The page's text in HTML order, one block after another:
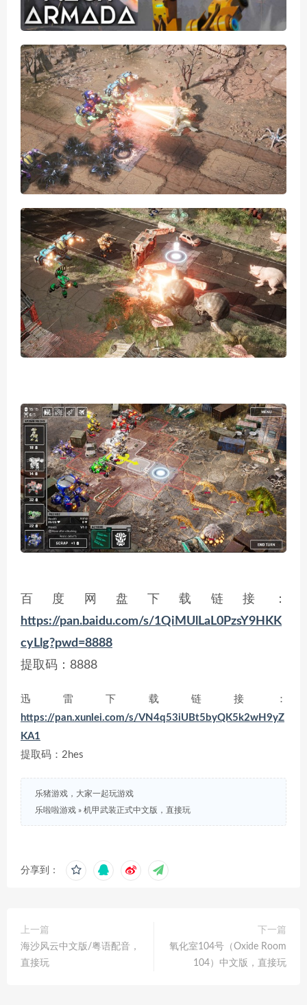
百度网盘下载链接：
https://pan.baidu.com/s/1QiMUlLaL0PzsY9HKK
cyLlg?pwd=8888
提取码：8888
迅雷下载链接：
https://pan.xunlei.com/s/VN4q53iUBt5byQK5k2wH9yZ
KA1
提取码：2hes
乐猪游戏，大家一起玩游戏
乐啦啦游戏 » 机甲武装正式中文版，直接玩
分享到：
上一篇
海沙风云中文版/粤语配音，
直接玩
下一篇
氧化室104号（Oxide Room
104）中文版，直接玩